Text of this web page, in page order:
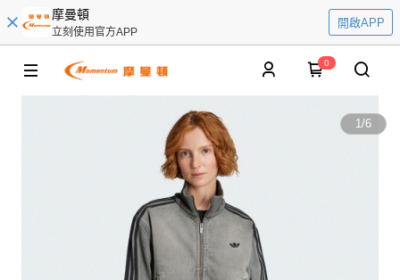
摩曼頓
立刻使用官方APP
開啟APP
0
1/6